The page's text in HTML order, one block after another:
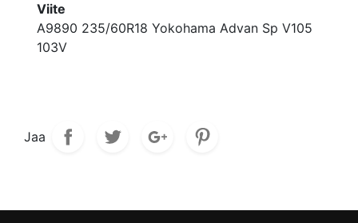
Viite
A9890 235/60R18 Yokohama Advan Sp V105
103V
Jaa